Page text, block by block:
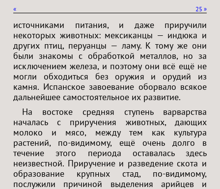
« »
25
источниками питания, и даже приручили
некоторых животных: мексиканцы — индюка и
других птиц, перуанцы — ламу. К тому же они
были знакомы с обработкой металлов, но за
исключением железа, и поэтому они всё ещё не
могли обходиться без оружия и орудий из
камня. Испанское завоевание оборвало всякое
дальнейшее самостоятельное их развитие.
На востоке средняя ступень варварства
началась с приручения животных, дающих
молоко и мясо, между тем как культура
растений, по-видимому, ещё очень долго в
течение этого периода оставалась здесь
неизвестной. Приручение и разведение скота и
образование крупных стад, по-видимому,
послужили причиной выделения арийцев и